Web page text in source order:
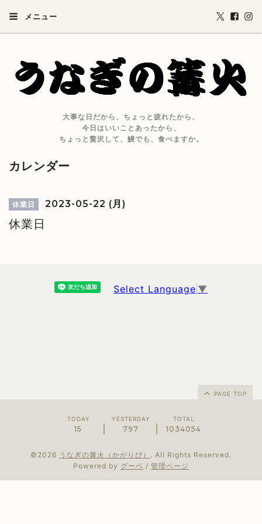
メニュー
大事な日だから、ちょっと疲れたから、
今日はいいことあったから、
ちょっと贅沢して、鰻でも、食べますか。
カレンダー
休業日 2023-05-22 (月)
休業日
Select Language ▼
PAGE TOP
TODAY
15
YESTERDAY
797
TOTAL
1034054
©2026 うなぎの篝火（かがりび） . All Rights Reserved.
Powered by グーペ / 管理ページ